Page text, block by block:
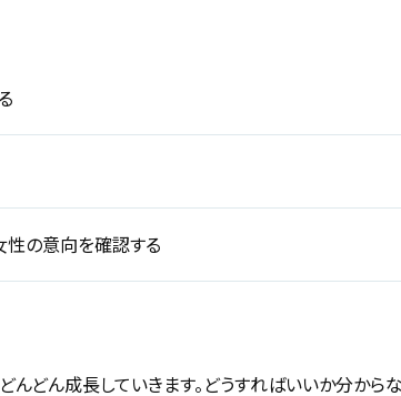
性の意向を確認する
どん成長していきます。どうすればいいか分から